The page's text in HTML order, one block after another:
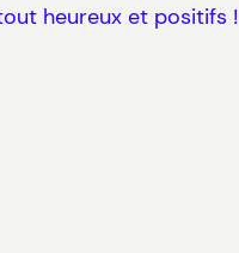
heureux et positifs !